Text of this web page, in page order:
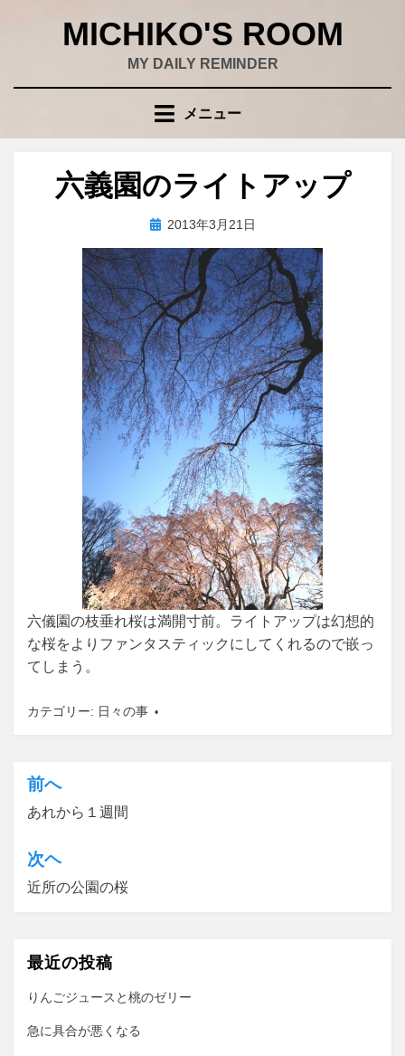
MICHIKO'S ROOM
MY DAILY REMINDER
メニュー
六義園のライトアップ
投稿者wad
投
日:
2013年3月21日
六儀園の枝垂れ桜は満開寸前。ライトアップは幻想的
な桜をよりファンタスティックにしてくれるので嵌っ
てしまう。
カテゴリー: 日々の事
投
稿
ナ
ビ
シ
ョ
ン
前へ
あれから１週間
次ヘ
近所の公園の桜
最近の投稿
りんごジュースと桃のゼリー
急に具合が悪くなる